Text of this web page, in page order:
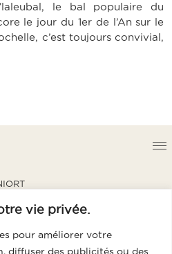
vie privée.
pour améliorer votre
diffuser des publicités ou des
le bal populaire du
le jour du 1er de l’An sur le
c’est toujours convivial,